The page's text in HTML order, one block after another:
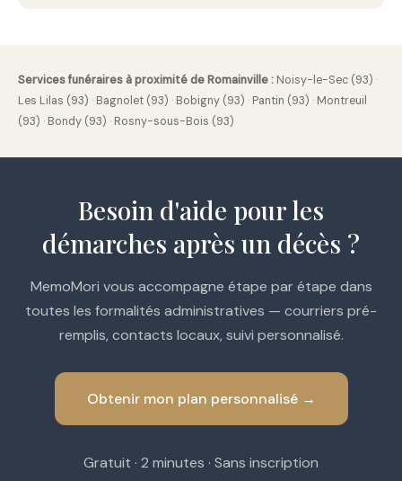
Services funéraires à proximité de Romainville : Noisy-le-Sec (93) ·
Les Lilas (93) · Bagnolet (93) · Bobigny (93) · Pantin (93) · Montreuil
(93) · Bondy (93) · Rosny-sous-Bois (93)
Besoin d'aide pour les
démarches après un décès ?
MemoMori vous accompagne étape par étape dans
toutes les formalités administratives — courriers pré-
remplis, contacts locaux, suivi personnalisé.
Obtenir mon plan personnalisé →
Gratuit · 2 minutes · Sans inscription